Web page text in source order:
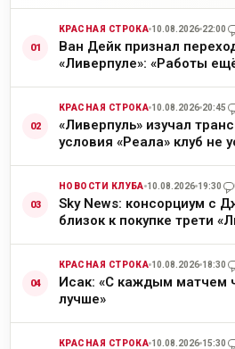
КРАСНАЯ СТРОКА 10.08.2026 22:00
Ван Дейк признал
«Ливерпуле»: «Работы
КРАСНАЯ СТРОКА 10.08.2026 20:45
«Ливерпуль» изучал
условия «Реала» клуб не
НОВОСТИ КЛУБА 10.08.2026 19:30
Sky News: консорциум с
близок к покупке трети
КРАСНАЯ СТРОКА 10.08.2026 18:30
Исак: «С каждым матчем
лучше»
КРАСНАЯ СТРОКА 10.08.2026 15:30